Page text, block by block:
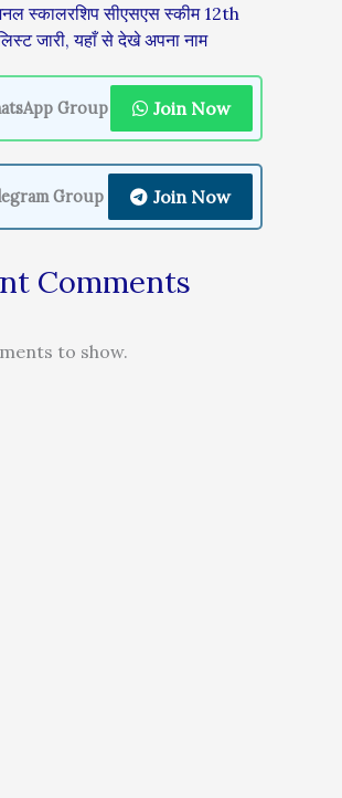
स्कालरशिप सीएसएस स्कीम 12th
जारी, यहाँ से देखे अपना नाम
Group Join Now
Group Join Now
Comments
to show.